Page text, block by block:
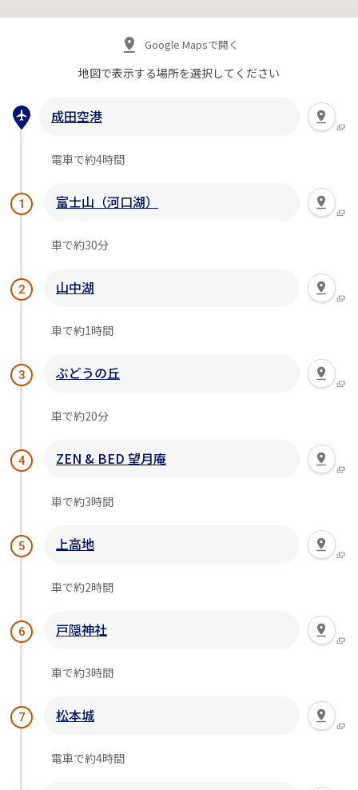
Google Mapsで開く
地図で表示する場所を選択してください
成田空港
電車で約4時間
1 富士山（河口湖）
車で約30分
2 山中湖
車で約1時間
3 ぶどうの丘
車で約20分
4 ZEN & BED 望月庵
車で約3時間
5 上高地
車で約2時間
6 戸隠神社
車で約3時間
7 松本城
電車で約4時間